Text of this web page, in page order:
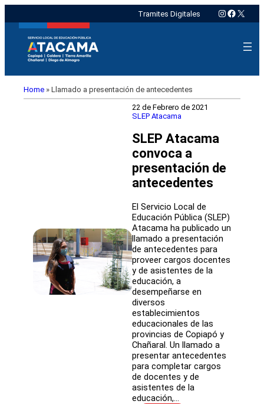
Tramites Digitales Instagram
X
Home » Llamado a presentación de antecedentes
22 de Febrero de 2021
SLEP Atacama
SLEP Atacama
convoca a
presentación de
antecedentes
El Servicio Local de
Educación Pública (SLEP)
Atacama ha publicado un
llamado a presentación
de antecedentes para
proveer cargos docentes
y de asistentes de la
educación, a
desempeñarse en
diversos
establecimientos
educacionales de las
provincias de Copiapó y
Chañaral. Un llamado a
presentar antecedentes
para completar cargos
de docentes y de
asistentes de la
educación,…